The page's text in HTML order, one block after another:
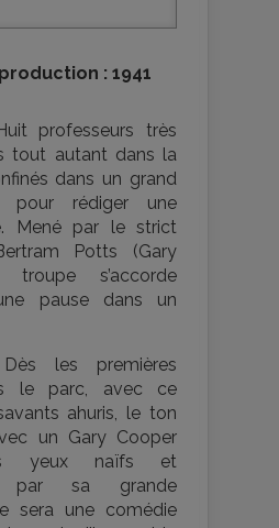
: 1941
professeurs très
tout autant dans la
dans un grand
pour rédiger une
Mené par le strict
Potts (Gary
troupe s’accorde
pause dans un
les premières
le parc, avec ce
ahuris, le ton
un Gary Cooper
yeux naïfs et
par sa grande
sera une comédie